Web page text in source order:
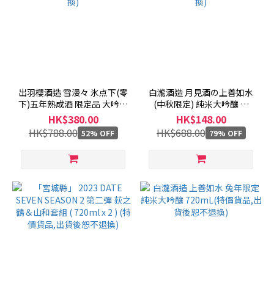
出羽櫻酒造 雪漫々 氷点下(零
下)五年熟成酒 限定品 大吟釀
720mL (特價貨品,出貨後恕
不退換)
HK$380.00
HK$788.00 52% OFF
白瀧酒造 月見酒の上善如水
(中秋限定) 純米大吟釀 紅
500mL (特價貨品,出貨後恕
不退換)
HK$148.00
HK$688.00 79% OFF